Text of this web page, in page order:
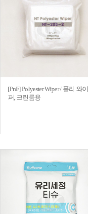
[PnF] Polyester Wiper / 폴리 와이
퍼, 크린룸용